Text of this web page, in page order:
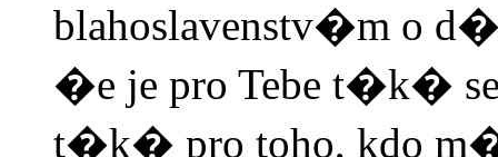
blahoslavenstv�m o
�e je pro Tebe t�k�
t�k� pro toho, kdo